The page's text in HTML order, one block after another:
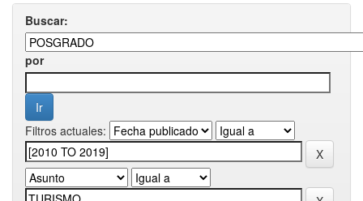
Buscar:
por
Filtros actuales: